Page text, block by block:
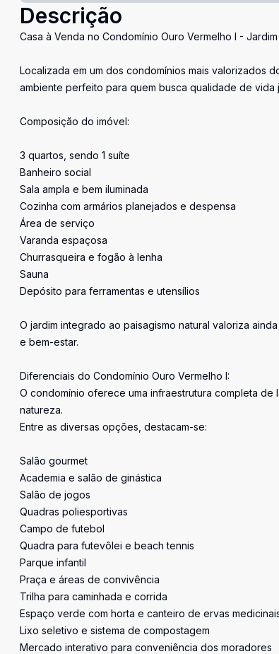
Descrição
Casa à Venda no Condomínio Ouro Vermelho I -
Localizada em um dos condomínios mais valorizados
ambiente perfeito para quem busca qualidade de vida
Composição do imóvel:
3 quartos, sendo 1 suíte
Banheiro social
Sala ampla e bem iluminada
Cozinha com armários planejados e despensa
Área de serviço
Varanda espaçosa
Churrasqueira e fogão à lenha
Sauna
Depósito para ferramentas e utensílios
O jardim integrado ao paisagismo natural valoriza
e bem-estar.
Diferenciais do Condomínio Ouro Vermelho I:
O condomínio oferece uma infraestrutura completa
natureza.
Entre as diversas opções, destacam-se:
Salão gourmet
Academia e salão de ginástica
Salão de jogos
Quadras poliesportivas
Campo de futebol
Quadra para futevôlei e beach tennis
Parque infantil
Praça e áreas de convivência
Trilha para caminhada e corrida
Espaço verde com horta e canteiro de ervas
Lixo seletivo e sistema de compostagem
Mercado interativo para conveniência dos moradores